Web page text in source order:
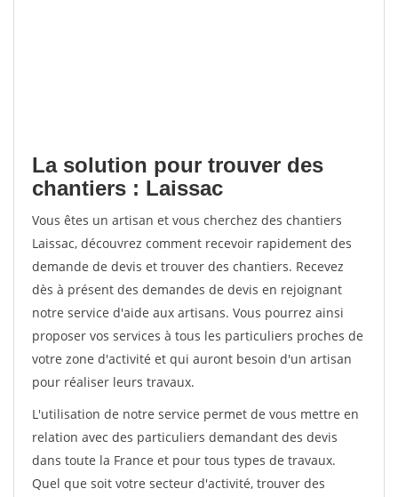
La solution pour trouver des
chantiers : Laissac
Vous êtes un artisan et vous cherchez des chantiers
Laissac, découvrez comment recevoir rapidement des
demande de devis et trouver des chantiers. Recevez
dès à présent des demandes de devis en rejoignant
notre service d'aide aux artisans. Vous pourrez ainsi
proposer vos services à tous les particuliers proches de
votre zone d'activité et qui auront besoin d'un artisan
pour réaliser leurs travaux.
L'utilisation de notre service permet de vous mettre en
relation avec des particuliers demandant des devis
dans toute la France et pour tous types de travaux.
Quel que soit votre secteur d'activité, trouver des